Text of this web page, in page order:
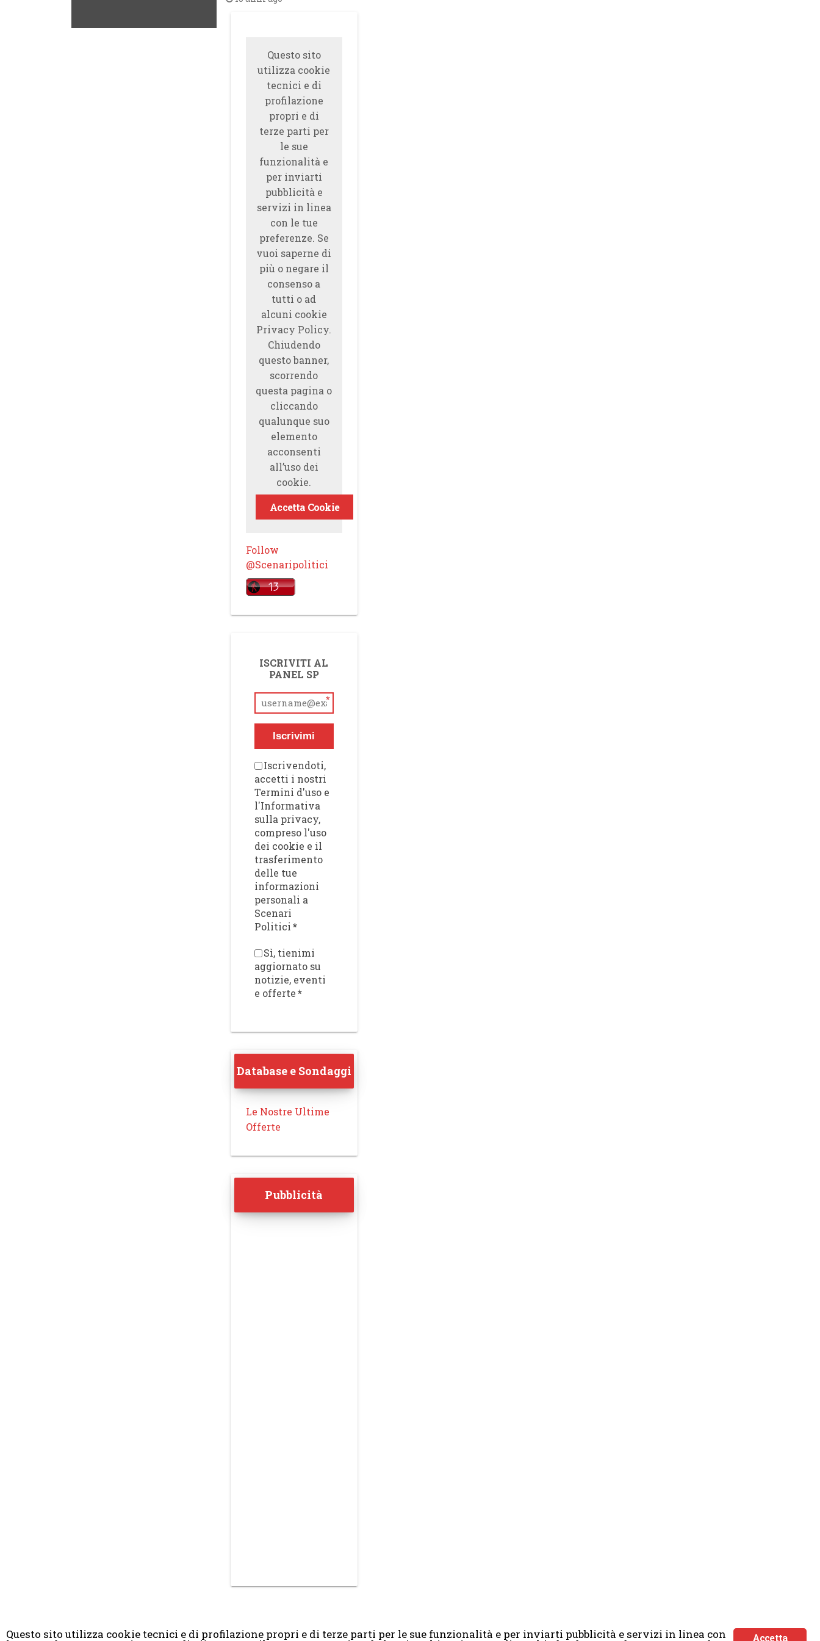
Questo sito
utilizza cookie
tecnici e di
profilazione
propri e di
terze parti per
le sue
funzionalità e
per inviarti
pubblicità e
servizi in linea
con le tue
preferenze. Se
vuoi saperne di
più o negare il
consenso a
tutti o ad
alcuni cookie
Privacy Policy.
Chiudendo
questo banner,
scorrendo
questa pagina o
cliccando
qualunque suo
elemento
acconsenti
all’uso dei
cookie.
Accetta Cookie
Follow
@Scenaripolitici
ISCRIVITI AL
PANEL SP
*
Iscrivimi
Iscrivendoti,
accetti i nostri
Termini d'uso e
l'Informativa
sulla privacy,
compreso l'uso
dei cookie e il
trasferimento
delle tue
informazioni
personali a
Scenari
Politici*
Sì, tienimi
aggiornato su
notizie, eventi
e offerte*
Database e Sondaggi
Le Nostre Ultime
Offerte
Pubblicità
Accetta
Questo sito utilizza cookie tecnici e di profilazione propri e di terze parti per le sue funzionalità e per inviarti pubblicità e servizi in linea con